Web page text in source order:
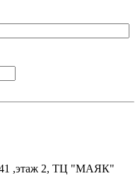
,этаж 2, ТЦ "МАЯК"